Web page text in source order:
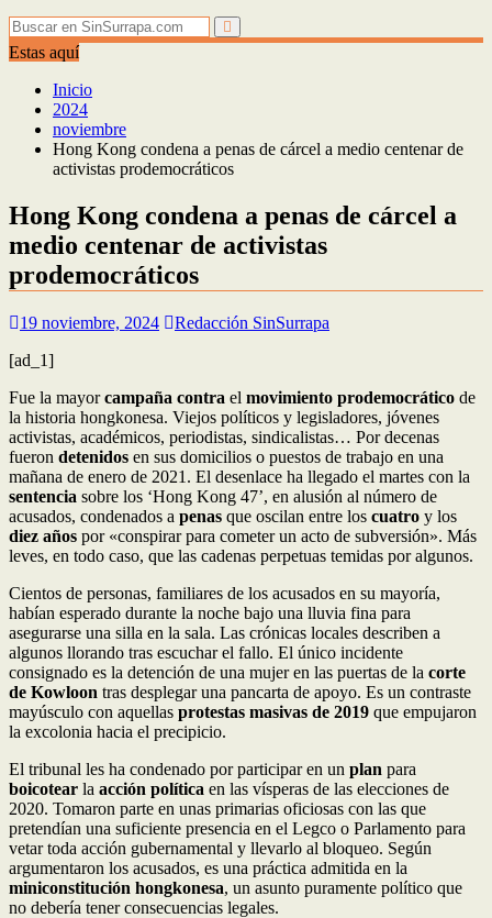
Estas aquí
Inicio
2024
noviembre
Hong Kong condena a penas de cárcel a medio centenar de
activistas prodemocráticos
Hong Kong condena a penas de cárcel a
medio centenar de activistas
prodemocráticos
19 noviembre, 2024
Redacción SinSurrapa
[ad_1]
Fue la mayorcampaña contra el movimiento prodemocrático de
la historia hongkonesa. Viejos políticos y legisladores, jóvenes
activistas, académicos, periodistas, sindicalistas… Por decenas
fueron detenidos en sus domicilios o puestos de trabajo en una
mañana de enero de 2021. El desenlace ha llegado el martes con la
sentencia sobre los ‘Hong Kong 47’, en alusión al número de
acusados, condenados a penas que oscilan entre los cuatro y los
diez años por «conspirar para cometer un acto de subversión». Más
leves, en todo caso, que las cadenas perpetuas temidas por algunos.
Cientos de personas, familiares de los acusados en su mayoría,
habían esperado durante la noche bajo una lluvia fina para
asegurarse una silla en la sala. Las crónicas locales describen a
algunos llorando tras escuchar el fallo. El único incidente
consignado es la detención de una mujer en las puertas de la corte
de Kowloon tras desplegar una pancarta de apoyo. Es un contraste
mayúsculo con aquellas protestas masivas de 2019 que empujaron
la excolonia hacia el precipicio.
El tribunal les ha condenado por participar en un plan para
boicotear la acción política en las vísperas de las elecciones de
2020. Tomaron parte en unas primarias oficiosas con las que
pretendían una suficiente presencia en el Legco o Parlamento para
vetar toda acción gubernamental y llevarlo al bloqueo. Según
argumentaron los acusados, es una práctica admitida en la
miniconstitución hongkonesa, un asunto puramente político que
no debería tener consecuencias legales.